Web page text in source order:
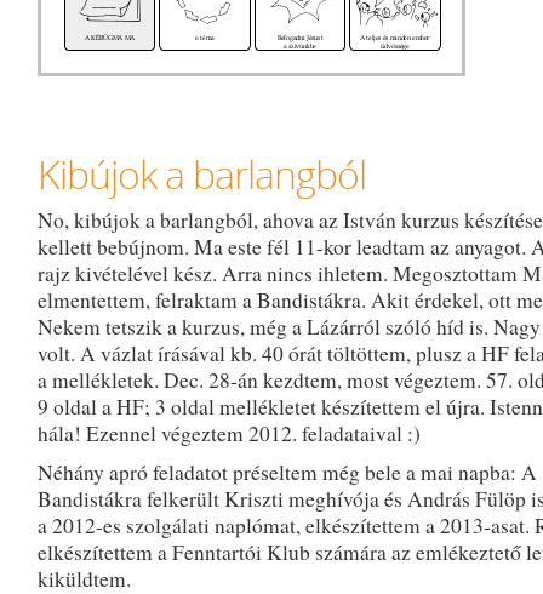
Kibújok a barlangból
No, kibújok a barlangból, ahova az István kurzus
kellett bebújnom. Ma este fél 11-kor leadtam az anyagot.
rajz kivételével kész. Arra nincs ihletem. Megosztottam
elmentettem, felraktam a Bandistákra. Akit érdekel, ott
Nekem tetszik a kurzus, még a Lázárról szóló híd is.
volt. A vázlat írásával kb. 40 órát töltöttem, plusz a HF
a mellékletek. Dec. 28-án kezdtem, most végeztem. 57.
9 oldal a HF; 3 oldal mellékletet készítettem el újra.
hála! Ezennel végeztem 2012. feladataival :)
Néhány apró feladatot préseltem még bele a mai napba: A
Bandistákra felkerült Kriszti meghívója és András Fülöp
a 2012-es szolgálati naplómat, elkészítettem a 2013-asat.
elkészítettem a Fenntartói Klub számára az emlékeztető
kiküldtem.